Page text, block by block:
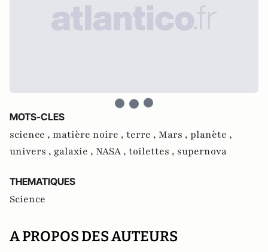
MOTS-CLES
science , matière noire , terre , Mars , planète ,
univers , galaxie , NASA , toilettes , supernova
THEMATIQUES
Science
A PROPOS DES AUTEURS